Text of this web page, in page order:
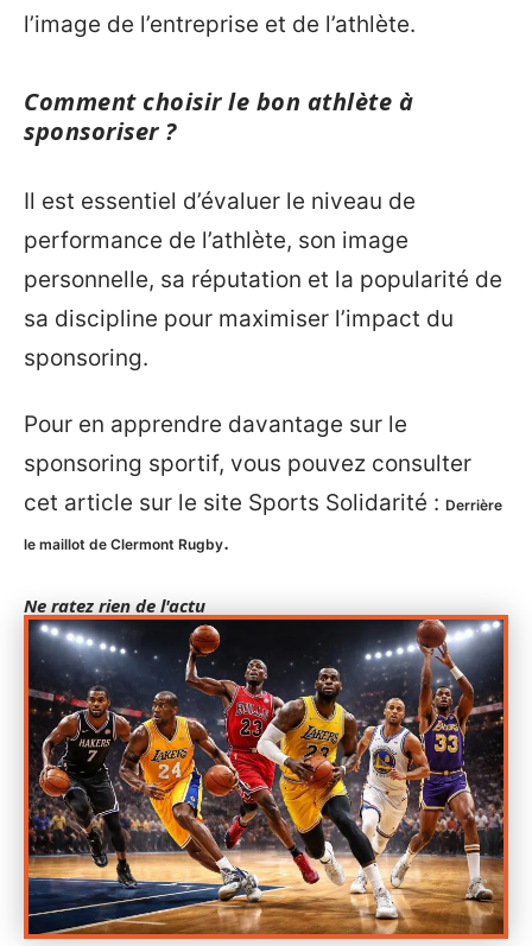
l’image de l’entreprise et de l’athlète.
Comment choisir le bon athlète à
sponsoriser ?
Il est essentiel d’évaluer le niveau de
performance de l’athlète, son image
personnelle, sa réputation et la popularité de
sa discipline pour maximiser l’impact du
sponsoring.
Pour en apprendre davantage sur le
sponsoring sportif, vous pouvez consulter
cet article sur le site Sports Solidarité : Derrière
le maillot de Clermont Rugby.
Ne ratez rien de l'actu